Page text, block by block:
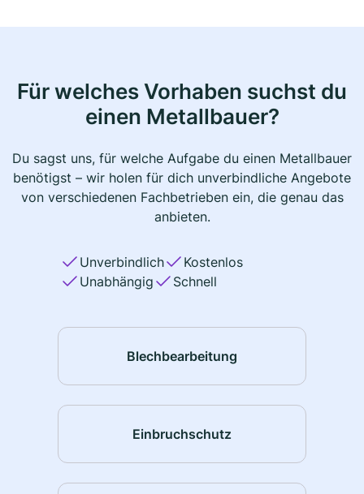
Für welches Vorhaben suchst du
einen Metallbauer?
Du sagst uns, für welche Aufgabe du einen Metallbauer
benötigst – wir holen für dich unverbindliche Angebote
von verschiedenen Fachbetrieben ein, die genau das
anbieten.
Unverbindlich
Kostenlos
Unabhängig
Schnell
Blechbearbeitung
Einbruchschutz